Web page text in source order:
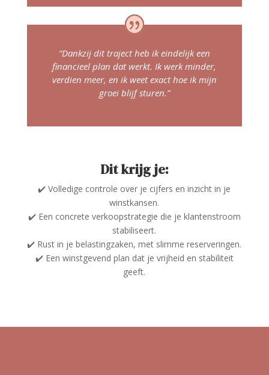
“Dankzij dit traject heb ik eindelijk een
financieel plan dat werkt. Ik werk minder,
verdien meer, en ik weet exact hoe ik mijn
groei blijf sturen.”
Dit krijg je:
✔️ Volledige controle over je cijfers en inzicht in je
winstkansen.
✔️ Een concrete verkoopstrategie die je klantenstroom
stabiliseert.
✔️ Rust in je belastingzaken, met slimme reserveringen.
✔️ Een winstgevend plan dat je vrijheid en stabiliteit
geeft.